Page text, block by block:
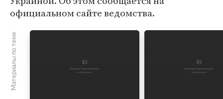
официальном сайте ведомства.
Материалы по теме